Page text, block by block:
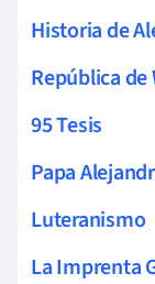
Historia de
República de
95 Tesis
Papa
Luteranismo
La Imprenta